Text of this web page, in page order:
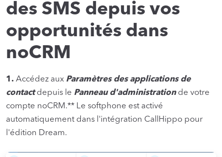
des SMS depuis vos
opportunités dans
noCRM
1. Accédez aux Paramètres des applications de
contactdepuis le Panneau d'administrationde votre
compte noCRM.** Le softphone est activé
automatiquement dans l'intégration CallHippo pour
l'édition Dream.